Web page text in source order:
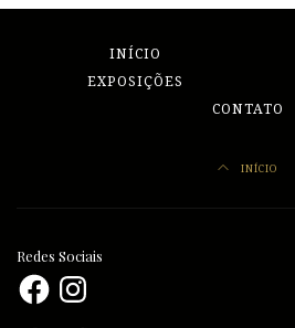
INÍCIO
EXPOSIÇÕES
CONTATO
INÍCIO
Redes Sociais
FacebookInstagram